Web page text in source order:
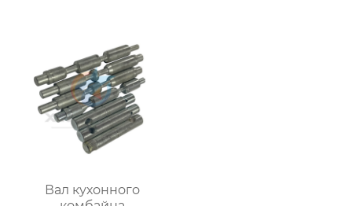
Вал кухонного